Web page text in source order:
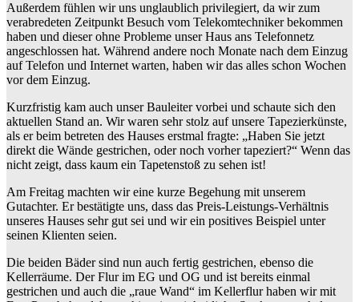
Außerdem fühlen wir uns unglaublich privilegiert, da wir zum
verabredeten Zeitpunkt Besuch vom Telekomtechniker bekommen
haben und dieser ohne Probleme unser Haus ans Telefonnetz
angeschlossen hat. Während andere noch Monate nach dem Einzug
auf Telefon und Internet warten, haben wir das alles schon Wochen
vor dem Einzug.
Kurzfristig kam auch unser Bauleiter vorbei und schaute sich den
aktuellen Stand an. Wir waren sehr stolz auf unsere Tapezierkünste,
als er beim betreten des Hauses erstmal fragte: „Haben Sie jetzt
direkt die Wände gestrichen, oder noch vorher tapeziert?“ Wenn das
nicht zeigt, dass kaum ein Tapetenstoß zu sehen ist!
Am Freitag machten wir eine kurze Begehung mit unserem
Gutachter. Er bestätigte uns, dass das Preis-Leistungs-Verhältnis
unseres Hauses sehr gut sei und wir ein positives Beispiel unter
seinen Klienten seien.
Die beiden Bäder sind nun auch fertig gestrichen, ebenso die
Kellerräume. Der Flur im EG und OG und ist bereits einmal
gestrichen und auch die „raue Wand“ im Kellerflur haben wir mit